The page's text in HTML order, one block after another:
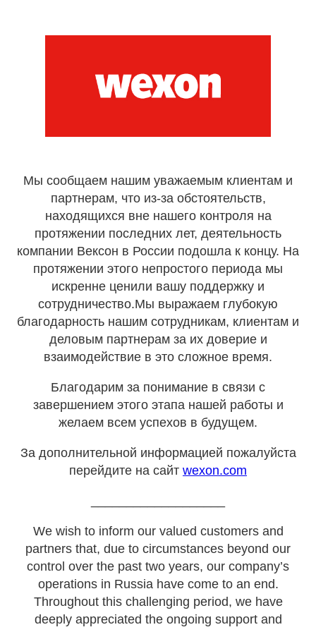
Мы сообщаем нашим уважаемым клиентам и
партнерам, что из-за обстоятельств,
находящихся вне нашего контроля на
протяжении последних лет, деятельность
компании Вексон в России подошла к концу. На
протяжении этого непростого периода мы
искренне ценили вашу поддержку и
сотрудничество.Мы выражаем глубокую
благодарность нашим сотрудникам, клиентам и
деловым партнерам за их доверие и
взаимодействие в это сложное время.
Благодарим за понимание в связи с
завершением этого этапа нашей работы и
желаем всем успехов в будущем.
За дополнительной информацией пожалуйста
перейдите на сайт wexon.com
We wish to inform our valued customers and
partners that, due to circumstances beyond our
control over the past two years, our company’s
operations in Russia have come to an end.
Throughout this challenging period, we have
deeply appreciated the ongoing support and